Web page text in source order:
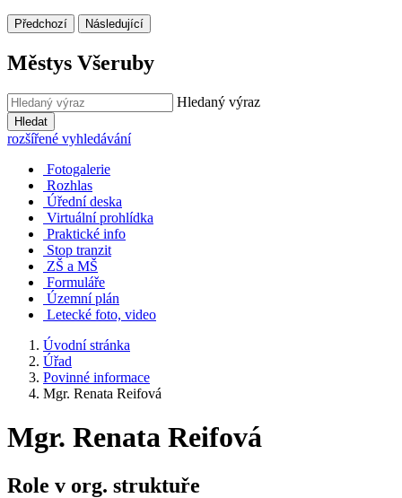
Předchozí Následující
Městys Všeruby
Hledaný výraz
Hledat
rozšířené vyhledávání
Fotogalerie
Rozhlas
Úřední deska
Virtuální prohlídka
Praktické info
Stop tranzit
ZŠ a MŠ
Formuláře
Územní plán
Letecké foto, video
Úvodní stránka
Úřad
Povinné informace
Mgr. Renata Reifová
Mgr. Renata Reifová
Role v org. struktuře